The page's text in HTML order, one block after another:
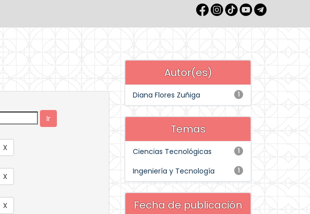
Autor(es)
1
Diana Flores Zuñiga
Temas
1
Ciencias Tecnológicas
1
Ingeniería y Tecnología
Fecha de publicación